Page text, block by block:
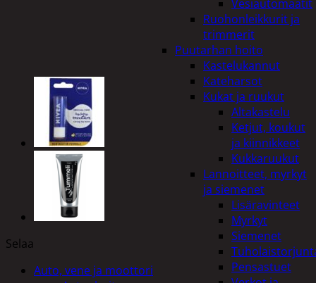
Vesiautomaatit
Ruohonleikkurit ja
trimmerit
Puutarhan hoito
Kastelukannut
Kateharsot
Kukat ja ruukut
Altakastelu
Ketjut, koukut
ja kiinnikkeet
Kukkaruukut
Lannoitteet, myrkyt
ja siemenet
Lisäravinteet
Myrkyt
Siemenet
Pensastuet
Selaa
Auto, vene ja moottori